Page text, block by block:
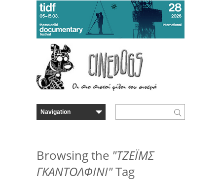
Browsing the "ΤΖΕΪΜΣ
ΓΚΑΝΤΟΛΦΙΝΙ"Tag